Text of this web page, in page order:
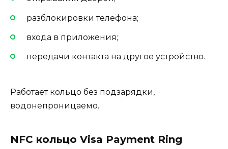
разблокировки телефона;
входа в приложения;
передачи контакта на другое устройство.
Работает кольцо без подзарядки,
водонепроницаемо.
NFC кольцо Visa Payment Ring